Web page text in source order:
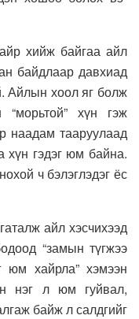
байгаа айл
байдлаар давхиад
Айлын хоол яг болж
хүн гэж
наадам тааруулаад
хүн гэдэг юм байна.
ч бэлэглэдэг ёс
айл хэсчихээд
“замын түгжээ
юм хайрла” хэмээн
нэг л юм гуйвал,
байж л салдгийг